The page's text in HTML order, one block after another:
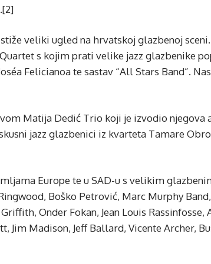
veliki ugled na hrvatskoj glazbenoj
s kojim prati velike jazz glazbenike
Felicianoa te sastav “All Stars Band”.
Matija Dedić Trio koji je izvodio njegova
jazz glazbenici iz kvarteta Tamare
Europe te u SAD-u s velikim
Boško Petrović, Marc Murphy
Onder Fokan, Jean Louis Rassinfosse,
Jim Madison, Jeff Ballard, Vicente Archer,